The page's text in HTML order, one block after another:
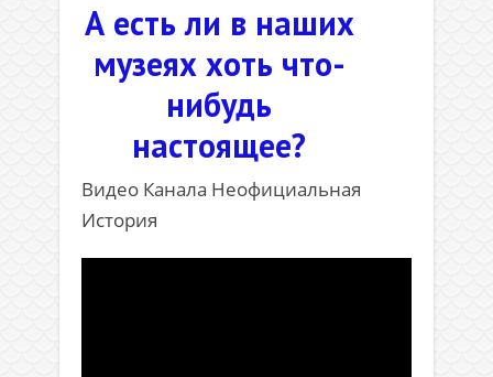
А есть ли в наших
музеях хоть что-
нибудь
настоящее?
Видео Канала Неофициальная
История